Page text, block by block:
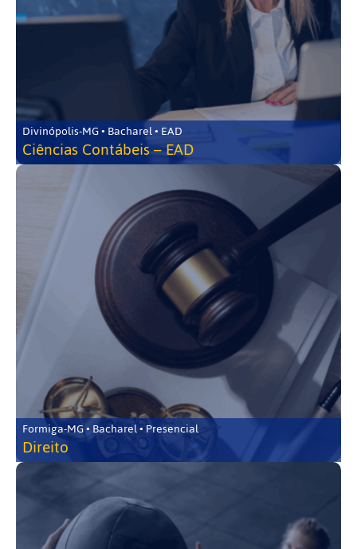
Divinópolis-MG • Bacharel • EAD
Ciências Contábeis – EAD
Formiga-MG • Bacharel • Presencial
Direito